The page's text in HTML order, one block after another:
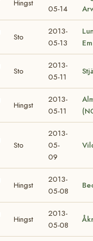
Hingst
05-14
Sto
2013-
05-13
Sto
2013-
05-11
Hingst
2013-
05-11
Sto
2013-
05-
09
Hingst
2013-
05-08
Hingst
2013-
05-08